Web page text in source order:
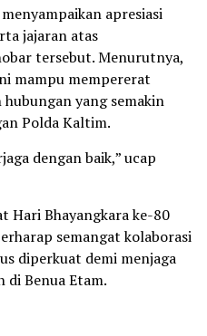
apresiasi
jajaran atas
tersebut. Menurutnya,
mampu mempererat
yang semakin
Polda Kaltim.
dengan baik,” ucap
Hari Bhayangkara ke-80
semangat kolaborasi
diperkuat demi menjaga
di Benua Etam.